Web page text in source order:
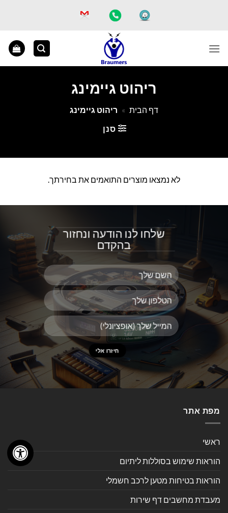
ריהוט גיימינג
דף הבית » ריהוט גיימינג
סנן
לא נמצאו מוצרים התואמים את בחירתך.
שלחו לנו הודעה ונחזור
בהקדם
מפת אתר
ראשי
הוראות שימוש בסוללות ליתיום
הוראות בטיחות מטען לרכב חשמלי
מעבדת מחשבים דף שירות